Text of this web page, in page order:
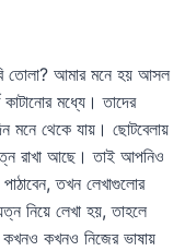
তোলা? আমার মনে হয় আসল
কাটানোর মধ্যে। তাদের
মনে থেকে যায়। ছোটবেলায়
রাখা আছে। তাই আপনিও
পাঠাবেন, তখন লেখাগুলোর
নিয়ে লেখা হয়, তাহলে
কখনও নিজের ভাষায়